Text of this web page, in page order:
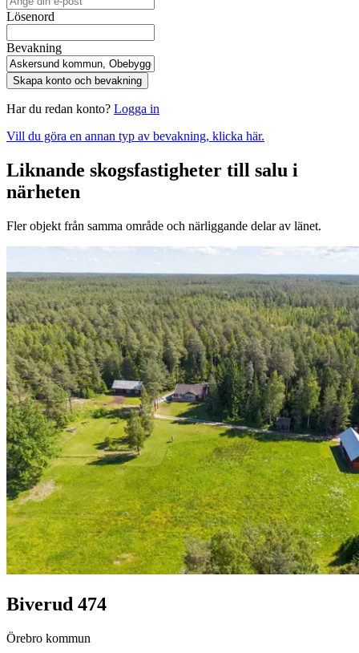
Lösenord
Bevakning
Skapa konto och bevakning
Har du redan konto? Logga in
Vill du göra en annan typ av bevakning, klicka här.
Liknande skogsfastigheter till salu i
närheten
Fler objekt från samma område och närliggande delar av länet.
Biverud 474
Örebro kommun